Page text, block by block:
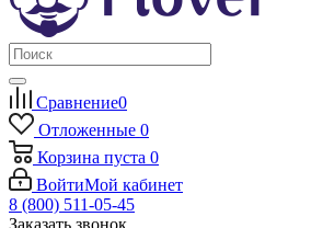
Сравнение0
Отложенные 0
Корзина пуста 0
ВойтиМой кабинет
8 (800) 511-05-45
Заказать звонок